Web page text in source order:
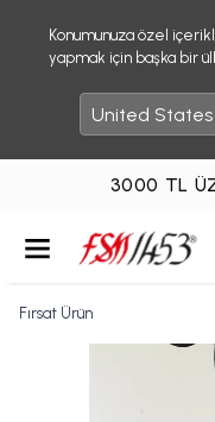
Konumunuza özel
yapmak için başka bir
3000 TL
Fırsat Ürün